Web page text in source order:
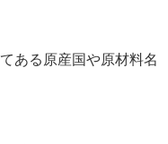
ある原産国や原材料名